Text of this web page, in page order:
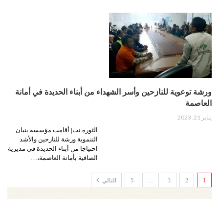
ورشة توعوية للنازحين وأسر الشهداء من أبناء الحديدة في أمانة
العاصمة
يناير 21, 2023
الثورة نت| أقامت مؤسسة بنيان
التنموية ورشة للنازحين والأشد
احتياجا من أبناء الحديدة في مديرية
الصافية بأمانة العاصمة،…
1
2
3
…
5 التالي